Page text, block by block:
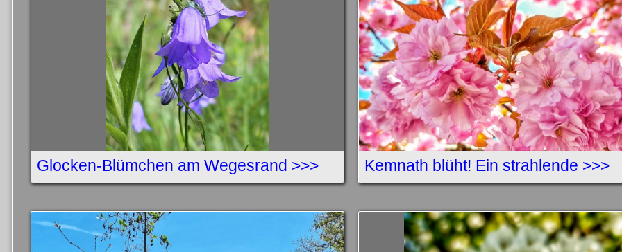
Glocken-Blümchen am Wegesrand >>> Kemnath blüht! Ein strahlende >>>